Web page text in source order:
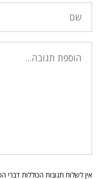
אין לשלוח תגובות הכוללות